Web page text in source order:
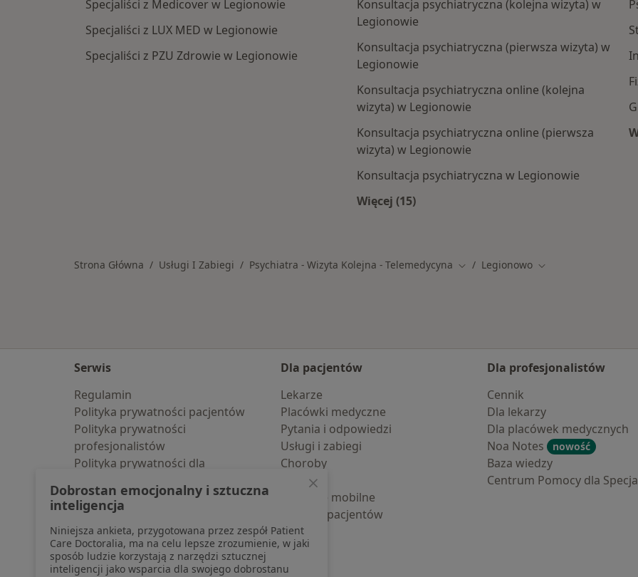
Specjaliści z Medicover w Legionowie
Specjaliści z LUX MED w Legionowie
Specjaliści z PZU Zdrowie w Legionowie
Konsultacja psychiatryczna (kolejna wizyta) w
Legionowie
Konsultacja psychiatryczna (pierwsza wizyta) w
Legionowie
Konsultacja psychiatryczna online (kolejna
wizyta) w Legionowie
Konsultacja psychiatryczna online (pierwsza
wizyta) w Legionowie
Konsultacja psychiatryczna w Legionowie
Więcej (15)
Strona Główna Usługi I Zabiegi Psychiatra - Wizyta Kolejna - Telemedycyna Zmień miasto
Legionowo Zmień miasto
Serwis
Regulamin
Polityka prywatności pacjentów
Polityka prywatności
profesjonalistów
Polityka prywatności dla
pozyskaliśmy samodzielnie
Polityka cookies
Jak działają wyniki wyszukiwania
Dostępność
O nas
Dla pacjentów
Lekarze
Placówki medyczne
Pytania i odpowiedzi
Usługi i zabiegi
Choroby
Pomoc
Aplikacje mobilne
Blog dla pacjentów
Dla profesjonalistów
Cennik
Dla lekarzy
Dla placówek medycznych
Noa Notes
nowość
Baza wiedzy
Centrum Pomocy dla
Dobrostan emocjonalny i sztuczna
inteligencja
Niniejsza ankieta, przygotowana przez zespół Patient
Care Doctoralia, ma na celu lepsze zrozumienie, w jaki
sposób ludzie korzystają z narzędzi sztucznej
inteligencji jako wsparcia dla swojego dobrostanu